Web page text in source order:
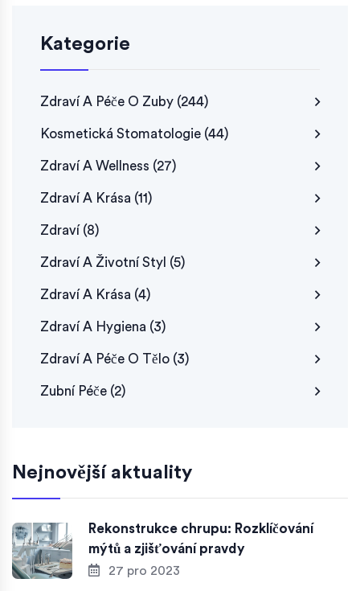
Kategorie
Zdraví A Péče O Zuby (244)
Kosmetická Stomatologie (44)
Zdraví A Wellness (27)
Zdraví A Krása (11)
Zdraví (8)
Zdraví A Životní Styl (5)
Zdraví A Krása (4)
Zdraví A Hygiena (3)
Zdraví A Péče O Tělo (3)
Zubní Péče (2)
Nejnovější aktuality
Rekonstrukce chrupu: Rozklíčování
mýtů a zjišťování pravdy
27 pro 2023